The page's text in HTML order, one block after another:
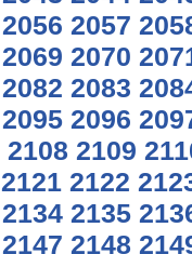
2056 2057
2069 2070
2082 2083
2095 2096
2108 2109
2121 2122
2134 2135
2147 2148